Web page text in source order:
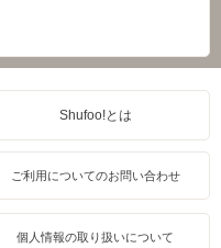
Shufoo!とは
ご利用についてのお問い合わせ
個人情報の取り扱いについて